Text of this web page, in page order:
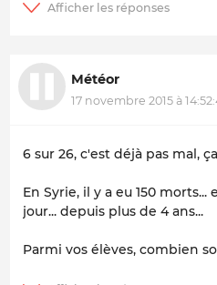
Météor
17 novembre 2015 à
6 sur 26, c'est déjà pas mal,
En Syrie, il y a eu 150
jour... depuis plus de 4 ans...
Parmi vos élèves, combien